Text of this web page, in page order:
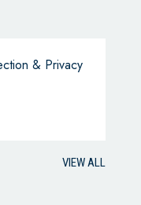
& Privacy
VIEW ALL